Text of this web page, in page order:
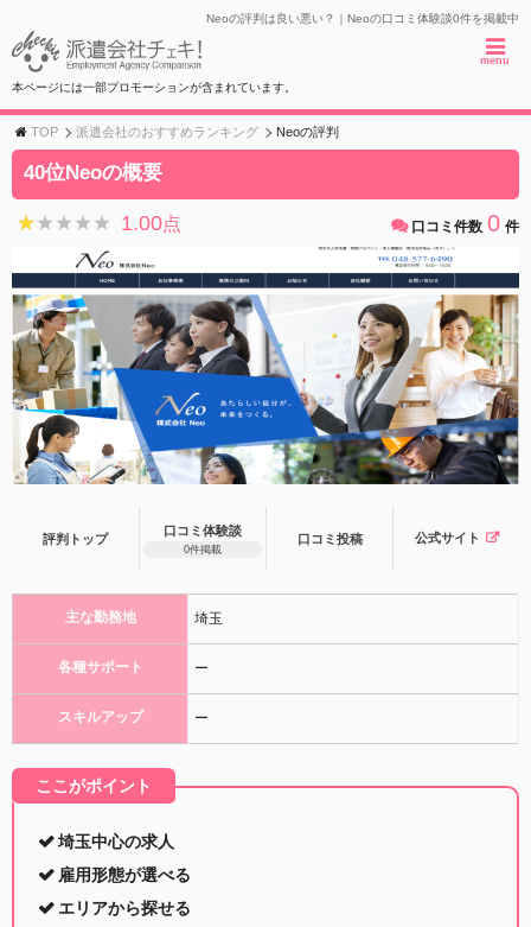
Neoの評判は良い悪い？｜Neoの口コミ体験談0件を掲載中
menu
本ページには一部プロモーションが含まれています。
TOP 派遣会社のおすすめランキング Neoの評判
40位Neoの概要
★★★★★
★★★★★ 1.00点 口コミ件数 0 件
評判トップ
口コミ体験談
0件掲載
口コミ 投稿 公式サイト
主な勤務地 埼玉
各種サポート ー
スキルアップ ー
ここがポイント
埼玉中心の求人
雇用形態が選べる
エリアから探せる